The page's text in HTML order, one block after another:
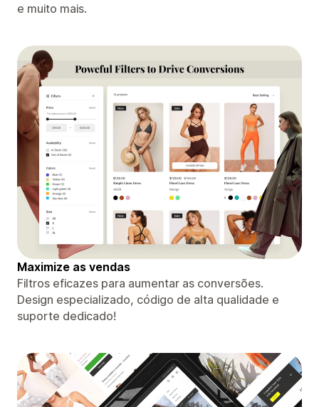
e muito mais.
Maximize as vendas
Filtros eficazes para aumentar as conversões.
Design especializado, código de alta qualidade e
suporte dedicado!